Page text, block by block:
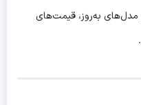
به‌روز، قیمت‌های